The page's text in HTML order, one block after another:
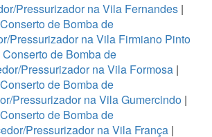
Pressurizador na Vila Fernandes |
Conserto de Bomba de
Pressurizador na Vila Firmiano Pinto
Conserto de Bomba de
Pressurizador na Vila Formosa |
Conserto de Bomba de
Pressurizador na Vila Gumercindo |
Conserto de Bomba de
Pressurizador na Vila França |